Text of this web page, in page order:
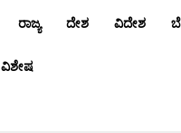
ರಾಜ್ಯ ದೇಶ ವಿದೇಶ
ವಿಶೇಷ